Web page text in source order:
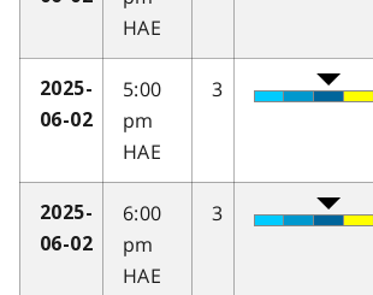
HAE
2025-
06-02
5:00
pm
HAE
3
2025-
06-02
6:00
pm
HAE
3